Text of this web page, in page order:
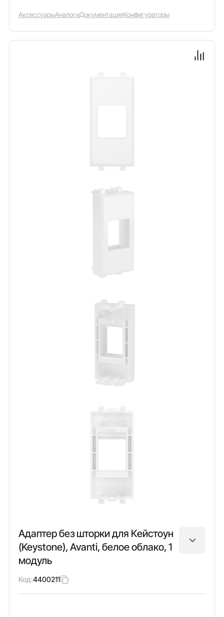
АксессуарыАналогиДокументацияКонфигураторы
Адаптер без шторки для Кейстоун
(Keystone), Avanti, белое облако, 1
модуль
Код:4400211